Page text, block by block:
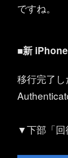
ですね。
■新
移行完了
▼下部「回